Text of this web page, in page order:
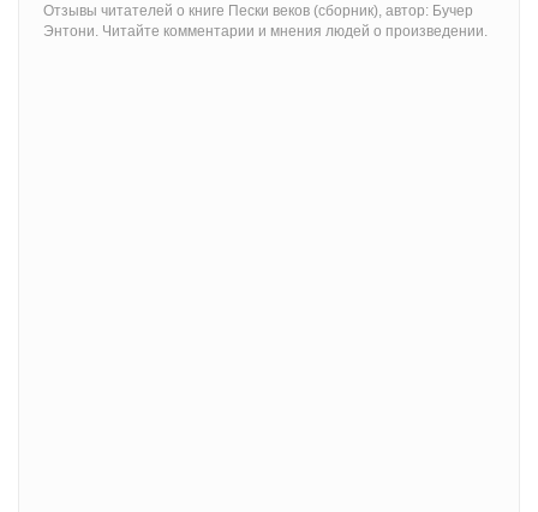
Отзывы читателей о книге Пески веков (сборник), автор: Бучер
Энтони. Читайте комментарии и мнения людей о произведении.